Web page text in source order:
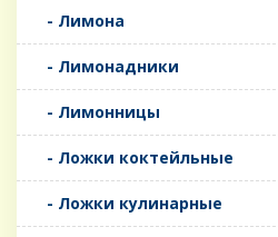
- Лимона
- Лимонадники
- Лимонницы
- Ложки коктейльные
- Ложки кулинарные